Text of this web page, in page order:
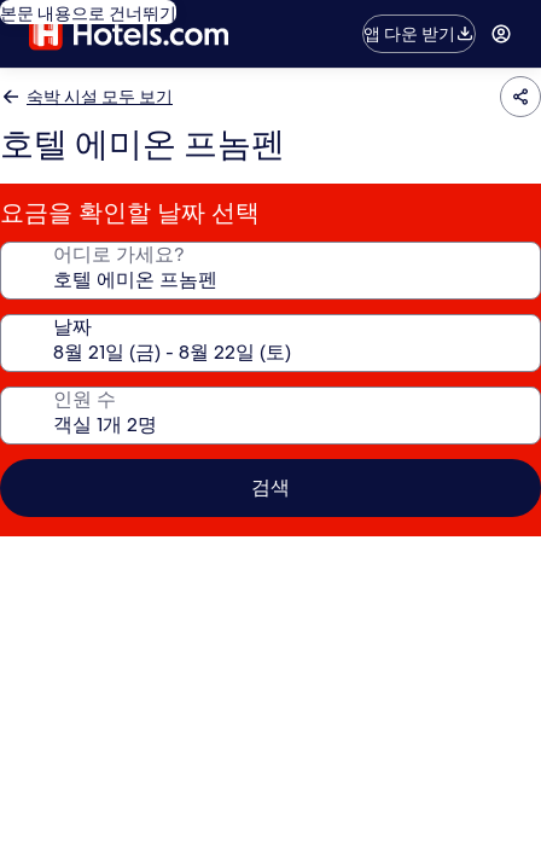
본문 내용으로 건너뛰기
앱 다운 받기
숙박 시설 모두 보기
호텔 에미온 프놈펜
요금을 확인할 날짜 선택
어디로 가세요?
날짜
인원 수
검색